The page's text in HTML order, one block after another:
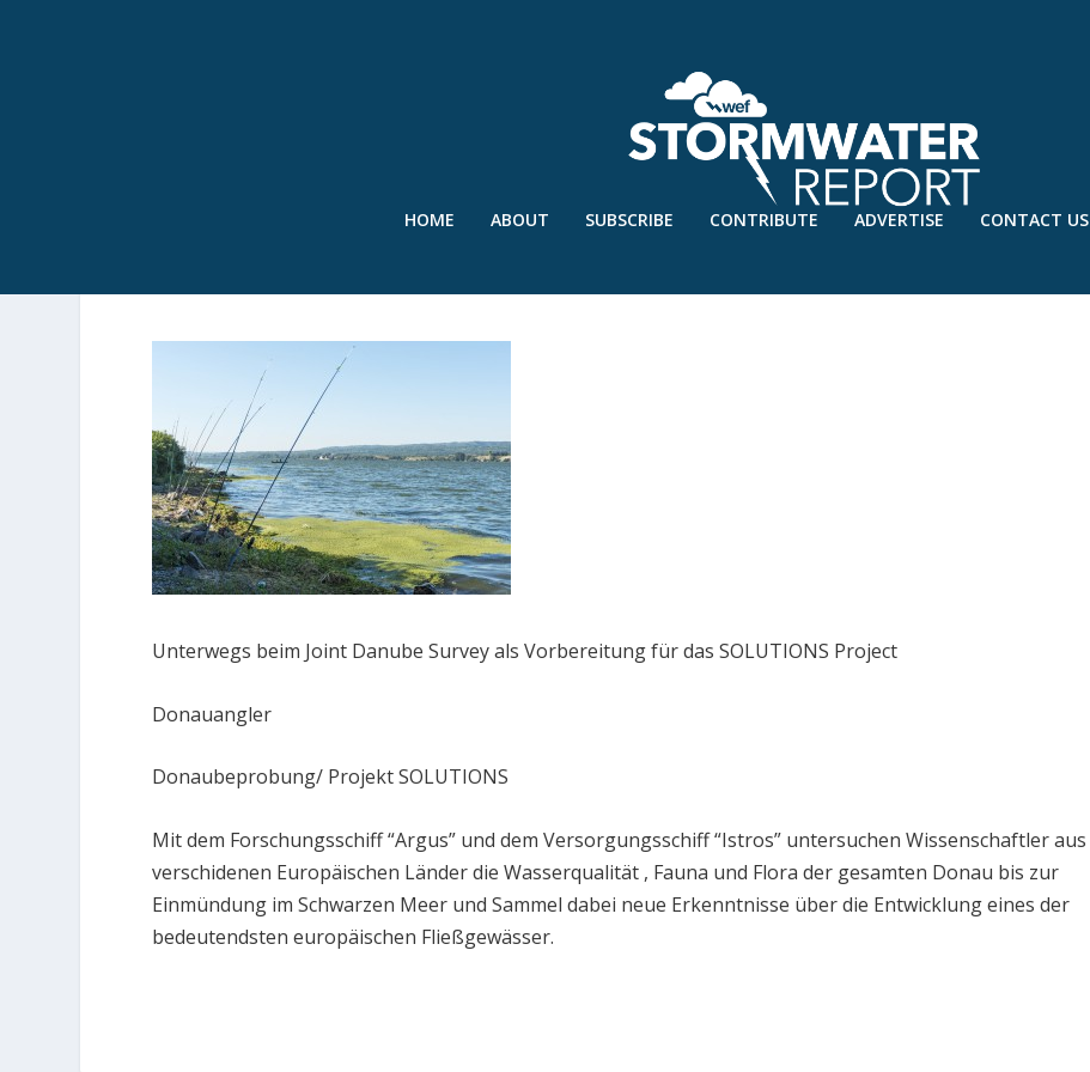
HOME ABOUT SUBSCRIBE CONTRIBUTE ADVERTISE CONTACT US
Unterwegs beim Joint Danube Survey als Vorbereitung für das SOLUTIONS Project
Donauangler
Donaubeprobung/ Projekt SOLUTIONS
Mit dem Forschungsschiff “Argus” und dem Versorgungsschiff “Istros” untersuchen Wissenschaftler aus
verschidenen Europäischen Länder die Wasserqualität , Fauna und Flora der gesamten Donau bis zur
Einmündung im Schwarzen Meer und Sammel dabei neue Erkenntnisse über die Entwicklung eines der
bedeutendsten europäischen Fließgewässer.